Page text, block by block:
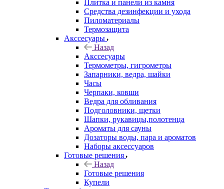
Плитка и панели из камня
Средства дезинфекции и ухода
Пиломатериалы
Термозащита
Аксcесуары
Назад
Аксcесуары
Термометры, гигрометры
Запарники, ведра, шайки
Часы
Черпаки, ковши
Ведра для обливания
Подголовники, щетки
Шапки, рукавицы,полотенца
Ароматы для сауны
Дозаторы воды, пара и ароматов
Наборы аксессуаров
Готовые решения
Назад
Готовые решения
Купели